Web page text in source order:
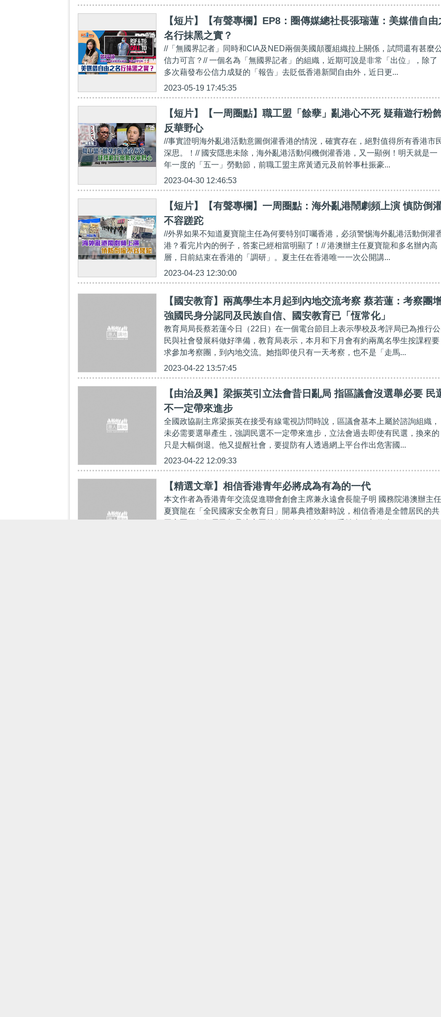
【短片】【有聲專欄】EP8：圈傳媒總社長張瑞蓮：美媒借自由
名行抹黑之實？
//「無國界記者」同時和CIA及NED兩個美國顛覆組織拉上關係，試問還有甚麼
信力可言？// 一個名為「無國界記者」的組織，近期可說是非常「出位」，除了
多次藉發布公信力成疑的「報告」去貶低香港新聞自由外，近日更...
2023-05-19 17:45:35
【短片】【一周圈點】職工盟「餘孽」亂港心不死 疑藉遊行粉
反華野心
//事實證明海外亂港活動意圖倒灌香港的情況，確實存在，絕對值得所有香港市
深思。！// 國安隱患未除，海外亂港活動伺機倒灌香港，又一顯例！明天就是一
年一度的「五一」勞動節，前職工盟主席黃迺元及前幹事杜振豪...
2023-04-30 12:46:53
【短片】【有聲專欄】一周圈點：海外亂港鬧劇頻上演 慎防倒
不容蹉跎
//外界如果不知道夏寶龍主任為何要特別叮囑香港，必須警惕海外亂港活動倒灌
港？看完片內的例子，答案已經相當明顯了！// 港澳辦主任夏寶龍和多名辦內高
層，日前結束在香港的「調研」。夏主任在香港唯一一次公開講...
2023-04-23 12:30:00
【國安教育】兩萬學生本月起到內地交流考察 蔡若蓮：考察團
強國民身分認同及民族自信、國安教育已「恆常化」
教育局局長蔡若蓮今日（22日）在一個電台節目上表示學校及考評局已為推行公
民與社會發展科做好準備，教育局表示，本月和下月會有約兩萬名學生按課程要
求參加考察團，到內地交流。她指即使只有一天考察，也不是「走馬...
2023-04-22 13:57:45
【由治及興】梁振英引立法會昔日亂局 指區議會沒選舉必要 民
不一定帶來進步
全國政協副主席梁振英在接受有線電視訪問時說，區議會基本上屬於諮詢組織，
未必需要選舉產生，強調民選不一定帶來進步，立法會過去即使有民選，換來的
只是大幅倒退。他又提醒社會，要提防有人透過網上平台作出危害國...
2023-04-22 12:09:33
【精選文章】相信香港青年必將成為有為的一代
本文作者為香港青年交流促進聯會創會主席兼永遠會長龍子明 國務院港澳辦主任
夏寶龍在「全民國家安全教育日」開幕典禮致辭時說，相信香港是全體居民的共